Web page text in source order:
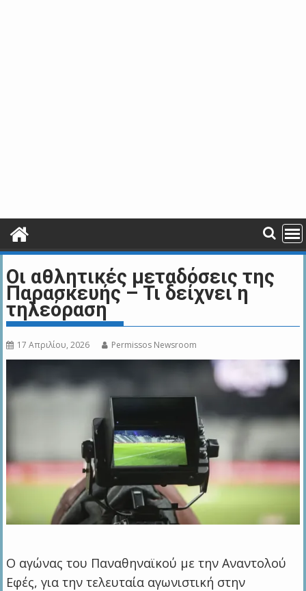
Οι αθλητικές μεταδόσεις της
Παρασκευής – Τι δείχνει η
τηλεόραση
17 Απριλίου, 2026 Permissos Newsroom
Ο αγώνας του Παναθηναϊκού με την Αναντολού
Εφές, για την τελευταία αγωνιστική στην